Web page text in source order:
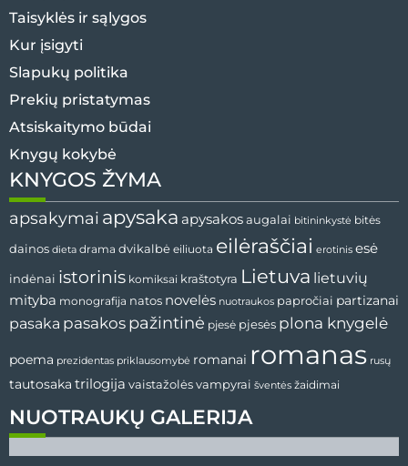
Taisyklės ir sąlygos
Kur įsigyti
Slapukų politika
Prekių pristatymas
Atsiskaitymo būdai
Knygų kokybė
NUOTRAUKŲ GALERIJA
KNYGOS ŽYMA
apsakymai apysaka apysakos augalai bitininkystė bitės
dainos dieta drama dvikalbė eiliuota eilėraščiai erotinis esė
indėnai istorinis komiksai kraštotyra Lietuva lietuvių
mityba monografija natos novelės nuotraukos papročiai partizanai
pasaka pasakos pažintinė pjesė pjesės plona knygelė
poema prezidentas priklausomybė romanai romanas rusų
tautosaka trilogija vaistažolėsvampyrai šventės žaidimai